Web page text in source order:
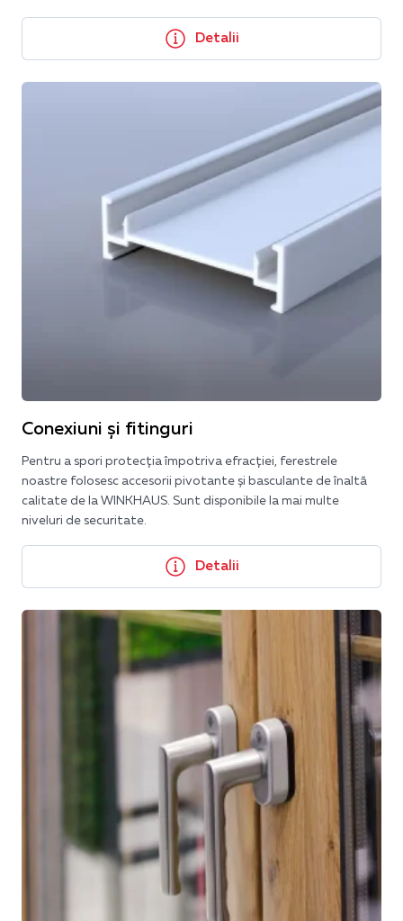
Detalii
Conexiuni și fitinguri
Pentru a spori protecția împotriva efracției, ferestrele
noastre folosesc accesorii pivotante și basculante de înaltă
calitate de la WINKHAUS. Sunt disponibile la mai multe
niveluri de securitate.
Detalii